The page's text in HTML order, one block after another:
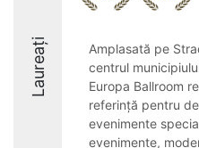
Laureați
Amplasată pe
centrul
Europa Ballroom
referință pentru
evenimente
evenimente,